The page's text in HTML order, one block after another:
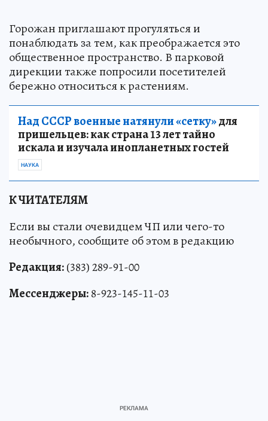
Горожан приглашают прогуляться и
понаблюдать за тем, как преображается это
общественное пространство. В парковой
дирекции также попросили посетителей
бережно относиться к растениям.
Над СССР военные натянули «сетку»для
пришельцев: как страна 13 лет тайно
искала и изучала инопланетных гостей
НАУКА
К ЧИТАТЕЛЯМ
Если вы стали очевидцем ЧП или чего-то
необычного, сообщите об этом в редакцию
Редакция:(383) 289-91-00
Мессенджеры:8-923-145-11-03